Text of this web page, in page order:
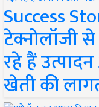
Success
टेक्नोलॉजी
रहे हैं
खेती की